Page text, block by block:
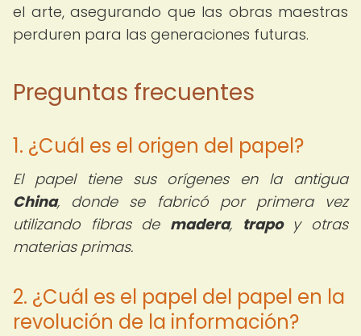
el arte, asegurando que las obras maestras
perduren para las generaciones futuras.
Preguntas frecuentes
1. ¿Cuál es el origen del papel?
El papel tiene sus orígenes en la antigua
China, donde se fabricó por primera vez
utilizando fibras de madera, trapoy otras
materias primas.
2. ¿Cuál es el papel del papel en la
revolución de la información?